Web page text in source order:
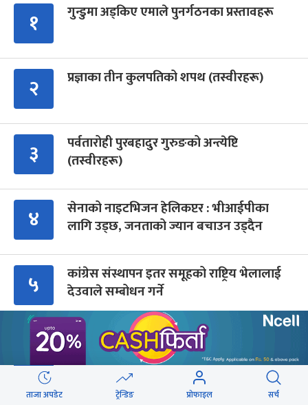
१ गुन्डुमा अड्किए एमाले पुनर्गठनका प्रस्तावहरू
२ प्रज्ञाका तीन कुलपतिको शपथ (तस्वीरहरू)
३
पर्वतारोही पुरबहादुर गुरुङको अन्त्येष्टि
(तस्वीरहरू)
४
सेनाको नाइटभिजन हेलिकप्टर : भीआईपीका
लागि उड्छ, जनताको ज्यान बचाउन उड्दैन
५
कांग्रेस संस्थापन इतर समूहको राष्ट्रिय भेलालाई
देउवाले सम्बोधन गर्ने
६
प्रधानमन्त्री बालेनले ल्याएको विधेयक संसदीय
समितिबाट जस्ताको तस्तै सदर
ताजा अपडेट ट्रेन्डिङ प्रोफाइल सर्च